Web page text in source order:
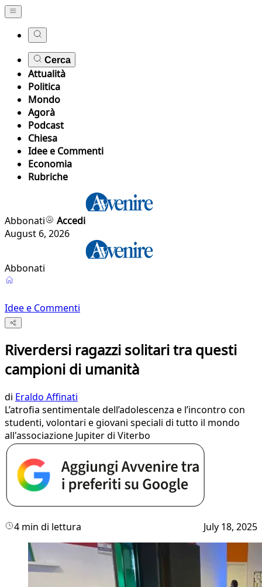
Cerca
Attualità
Politica
Mondo
Agorà
Podcast
Chiesa
Idee e Commenti
Economia
Rubriche
Abbonati
Accedi
August 6, 2026
Abbonati
Idee e Commenti
Riverdersi ragazzi solitari tra questi
campioni di umanità
di Eraldo Affinati
L’atrofia sentimentale dell’adolescenza e l’incontro con
studenti, volontari e giovani speciali di tutto il mondo
all'associazione Jupiter di Viterbo
4 min di lettura July 18, 2025